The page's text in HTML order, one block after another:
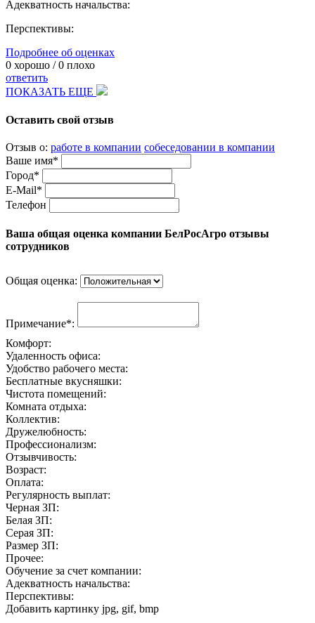
Адекватность начальства:
Перспективы:
Подробнее об оценках
0 хорошо /0 плохо
ответить
ПОКАЗАТЬ ЕЩЕ
Оставить свой отзыв
Отзыв о: работе в компании собеседовании в компании
Ваше имя*
Город*
E-Mail*
Телефон
Ваша общая оценка компании БелРосАгро отзывы
сотрудников
Общая оценка:
Примечание*:
Комфорт:
Удаленность офиса:
Удобство рабочего места:
Бесплатные вкусняшки:
Чистота помещений:
Комната отдыха:
Коллектив:
Дружелюбность:
Профессионализм:
Отзывчивость:
Возраст:
Оплата:
Регулярность выплат:
Черная ЗП:
Белая ЗП:
Серая ЗП:
Размер ЗП:
Прочее:
Обучение за счет компании:
Адекватность начальства:
Перспективы:
Добавить картинку jpg, gif, bmp